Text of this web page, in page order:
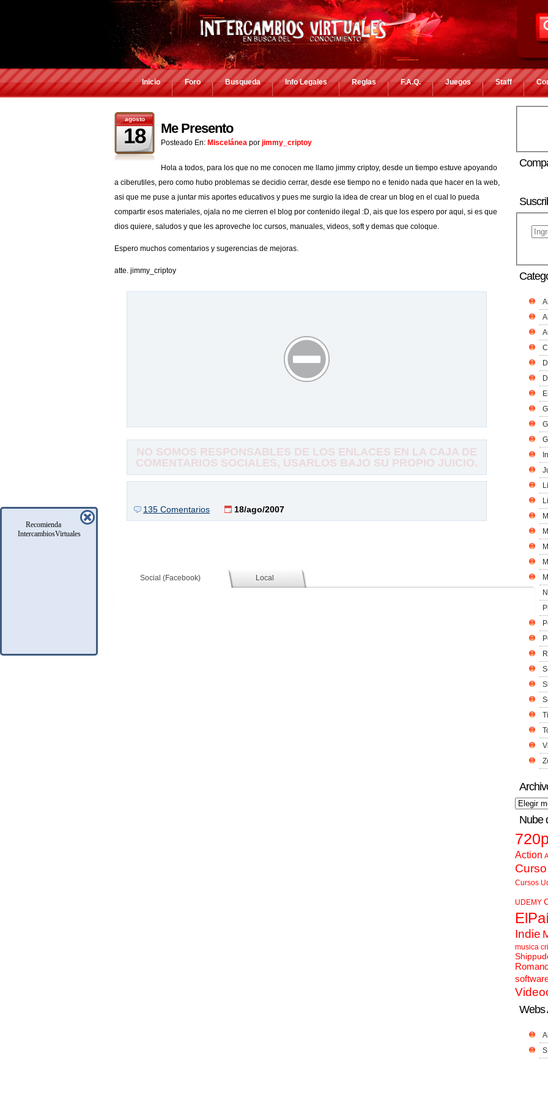
Recomienda
IntercambiosVirtuales
Inicio Foro Busqueda Info Legales Reglas F.A.Q. Juegos Staff
agosto
18 Me Presento
Posteado En: Miscelánea por jimmy_criptoy
Hola a todos, para los que no me conocen me llamo jimmy criptoy, desde un tiempo estuve apoyando
a ciberutiles, pero como hubo problemas se decidio cerrar, desde ese tiempo no e tenido nada que hacer en la web,
asi que me puse a juntar mis aportes educativos y pues me surgio la idea de crear un blog en el cual lo pueda
compartir esos materiales, ojala no me cierren el blog por contenido ilegal :D, ais que los espero por aqui, si es que
dios quiere, saludos y que les aproveche loc cursos, manuales, videos, soft y demas que coloque.
Espero muchos comentarios y sugerencias de mejoras.
atte. jimmy_criptoy
NO SOMOS RESPONSABLES DE LOS ENLACES EN LA CAJA DE
COMENTARIOS SOCIALES, USARLOS BAJO SU PROPIO JUICIO.
135 Comentarios 18/ago/2007
Social (Facebook) Local
Nube
Action
Cursos
UDEMY
Indie
musica
Webs